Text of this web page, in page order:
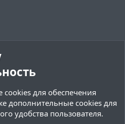
cookies для обеспечения
дополнительные cookies для
удобства пользователя.